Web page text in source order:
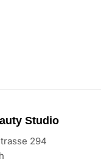
Studio
294